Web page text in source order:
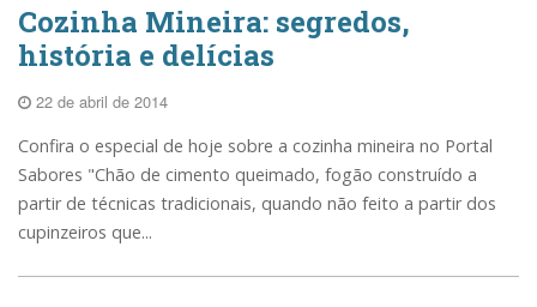
Cozinha Mineira: segredos,
história e delícias
22 de abril de 2014
Confira o especial de hoje sobre a cozinha mineira no Portal
Sabores "Chão de cimento queimado, fogão construído a
partir de técnicas tradicionais, quando não feito a partir dos
cupinzeiros que...